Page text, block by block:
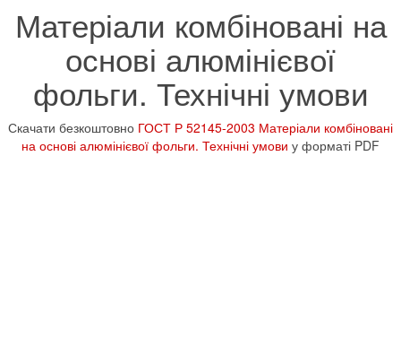
Матеріали комбіновані на
основі алюмінієвої
фольги. Технічні умови
Скачати безкоштовно ГОСТ Р 52145-2003 Матеріали комбіновані
на основі алюмінієвої фольги. Технічні умови у форматі PDF